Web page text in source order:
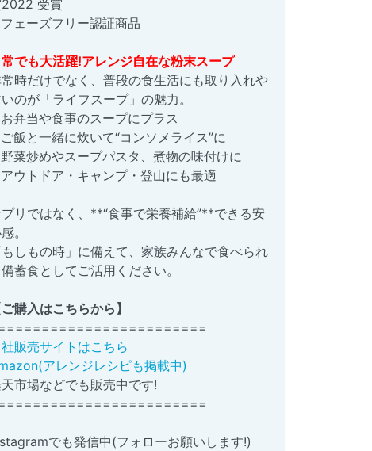
受賞
ェーズフリー認証商品
でも大活躍!アレンジ自在な粉末スープ
時だけでなく、普段の食生活にも取り入れや
のが「ライフスープ」の魅力。
弁当や食事のスープにプラス
飯と一緒に炊いて“コンソメライス”に
菜炒めやスープパスタ、煮物の味付けに
ウトドア・キャンプ・登山にも最適
リではなく、**“食事で栄養補給”**できる安
。
しもの時」に備えて、家族みんなで食べられ
蓄食としてご活用ください。
購入はこちらから】
販売サイトはこちら
アレンジレシピも掲載中)
市場などでも販売中です!
でも発信中(フォローお願いします!)